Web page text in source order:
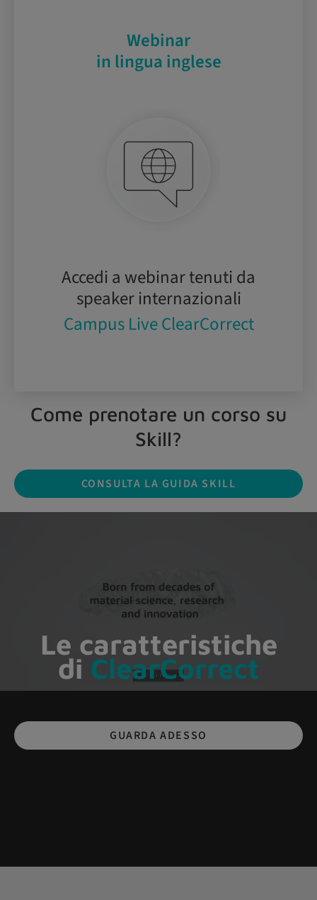
Webinar
in lingua inglese
Accedi a webinar tenuti da
speaker internazionali
Campus Live ClearCorrect
Come prenotare un corso su
Skill?
CONSULTA LA GUIDA SKILL
Le caratteristiche
di ClearCorrect
GUARDA ADESSO